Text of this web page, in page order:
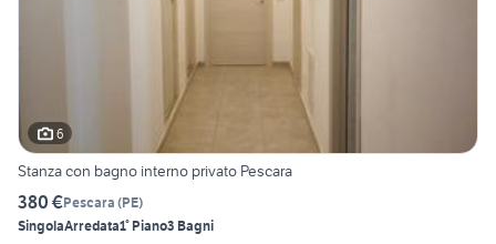
6
Stanza con bagno interno privato Pescara
380 €Pescara (PE)
SingolaArredata1° Piano3 Bagni